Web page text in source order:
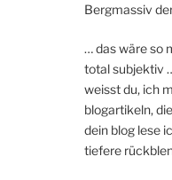
Bergmassiv
… das wäre so
total subjektiv
weisst du, ich
blogartikeln,
dein blog lese
tiefere